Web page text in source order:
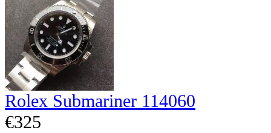
Rolex Submariner 114060
€325